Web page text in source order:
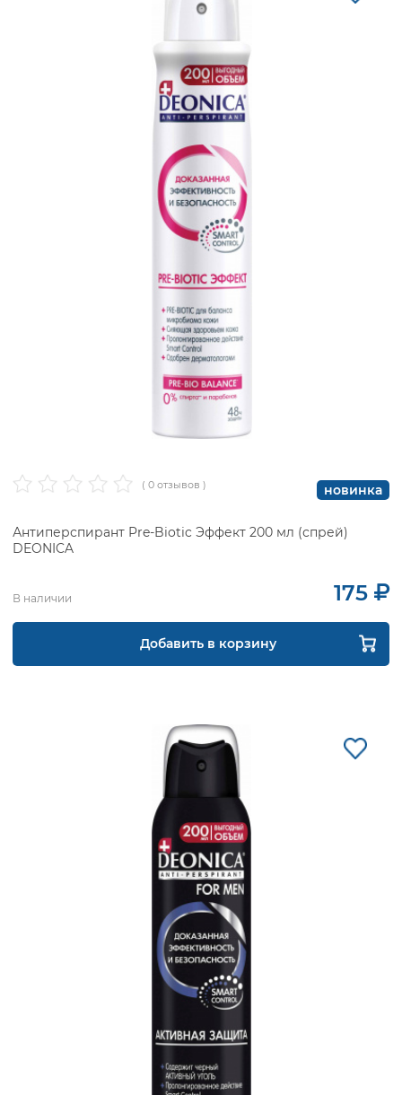
( 0 отзывов ) новинка
Антиперспирант Pre-Biotic Эффект 200 мл (спрей)
DEONICA
В наличии 175
Добавить в корзину